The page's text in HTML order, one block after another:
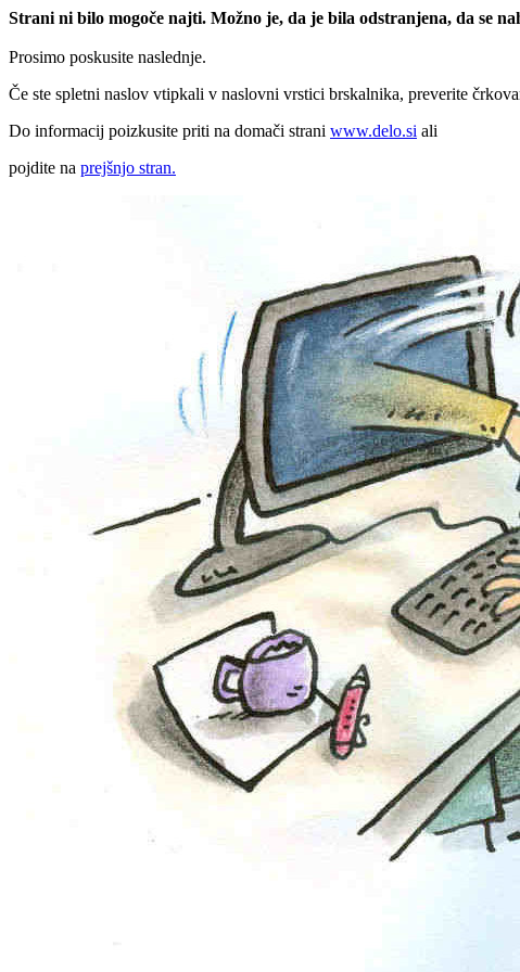
Strani ni bilo mogoče najti. Možno je, da je bila odstranjena, da se
Prosimo poskusite naslednje.
Če ste spletni naslov vtipkali v naslovni vrstici brskalnika, preverite
Do informacij poizkusite priti na domači strani www.delo.si ali
pojdite na prejšnjo stran.